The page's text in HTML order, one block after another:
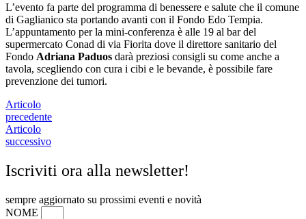
L’evento fa parte del programma di benessere e salute che il comune
di Gaglianico sta portando avanti con il Fondo Edo Tempia.
L’appuntamento per la mini-conferenza è alle 19 al bar del
supermercato Conad di via Fiorita dove il direttore sanitario del
Fondo Adriana Paduos darà preziosi consigli su come anche a
tavola, scegliendo con cura i cibi e le bevande, è possibile fare
prevenzione dei tumori.
Articolo
precedente
Articolo
successivo
Iscriviti ora alla newsletter!
sempre aggiornato su prossimi eventi e novità
NOME